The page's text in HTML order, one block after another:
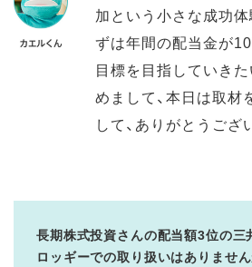
加という小さな成功体
ずは年間の配当金が
目標を目指していき
めまして、本日は取材
して、ありがとうござ
長期株式投資さんの配当額3位の三
ロッギーでの取り扱いはありませ